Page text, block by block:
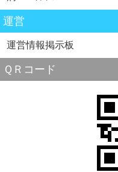
運営
運営情報掲示板
ＱＲコード